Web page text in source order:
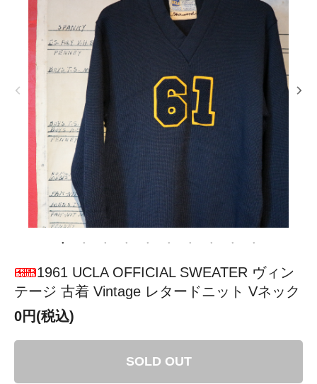
1961 UCLA OFFICIAL SWEATER ヴィン
テージ 古着 Vintage レタードニット Vネック
0円(税込)
SOLD OUT